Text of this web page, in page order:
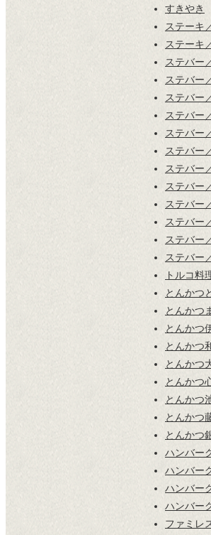
すきやき
ステーキ
ステーキ
ステバー
ステバー
ステバー
ステバー
ステバー
ステバー
ステバー
ステバー
ステバー
ステバー
ステバー
ステバー
トルコ料
とんかつ
とんかつ
とんかつ
とんかつ
とんかつ
とんかつ
とんかつ
とんかつ
とんかつ
ハンバー
ハンバー
ハンバー
ハンバー
ファミレ